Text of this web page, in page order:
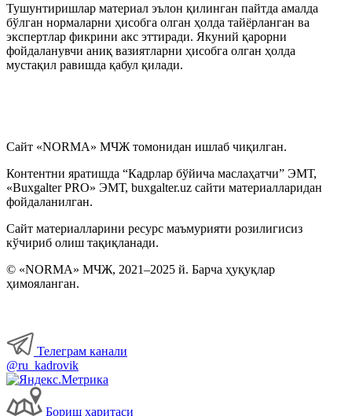
Тушунтиришлар материал эълон қилинган пайтда амалда
бўлган нормаларни ҳисобга олган ҳолда тайёрланган ва
экспертлар фикрини акс эттиради. Якуний қарорни
фойдаланувчи аниқ вазиятларни ҳисобга олган ҳолда
мустақил равишда қабул қилади.
Сайт «NORMA» МЧЖ томонидан ишлаб чиқилган.
Контентни яратишда “Кадрлар бўйича маслаҳатчи” ЭМТ,
«Buxgalter PRO» ЭМТ, buxgalter.uz сайти материалларидан
фойдаланилган.
Сайт материалларини ресурс маъмурияти розилигисиз
кўчириб олиш тақиқланади.
© «NORMA» МЧЖ, 2021–2025 й. Барча ҳуқуқлар
ҳимояланган.
Телеграм канали
@ru_kadrovik
Бориш харитаси